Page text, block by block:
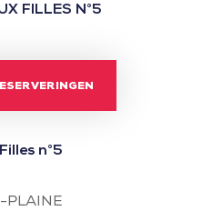
FILLES N°5
n°5
PLAINE